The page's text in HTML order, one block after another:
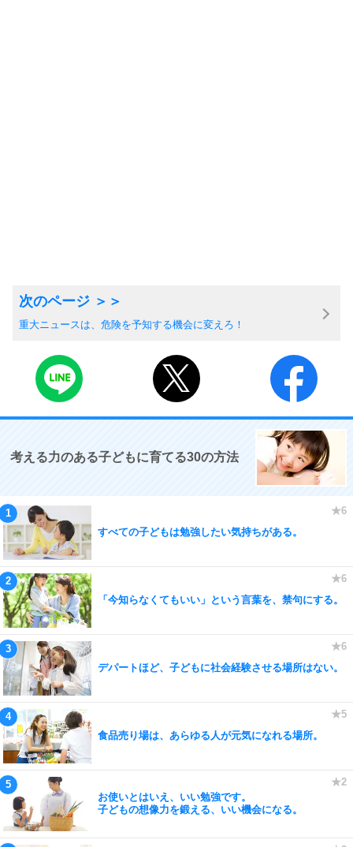
重大ニュースは、危険を予知する機会に変えろ！
考える力のある子どもに育てる30の方法
すべての子どもは勉強したい気持ちがある。
「今知らなくてもいい」という言葉を、禁句にする。
デパートほど、子どもに社会経験させる場所はない。
食品売り場は、あらゆる人が元気になれる場所。
お使いとはいえ、いい勉強です。
子どもの想像力を鍛える、いい機会になる。